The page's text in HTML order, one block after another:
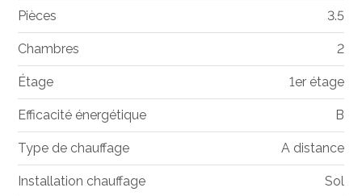
Pièces 3.5
Chambres 2
Étage 1er étage
Efficacité énergétique B
Type de chauffage A distance
Installation chauffage Sol